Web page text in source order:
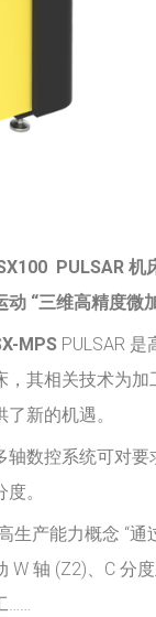
PULSAR 机
动 “三维高精度微
MPS PULSAR
，其相关技术为
了新的机遇。
轴数控系统可对
度。
生产能力概念 “
W 轴 (Z2)、C 分
……